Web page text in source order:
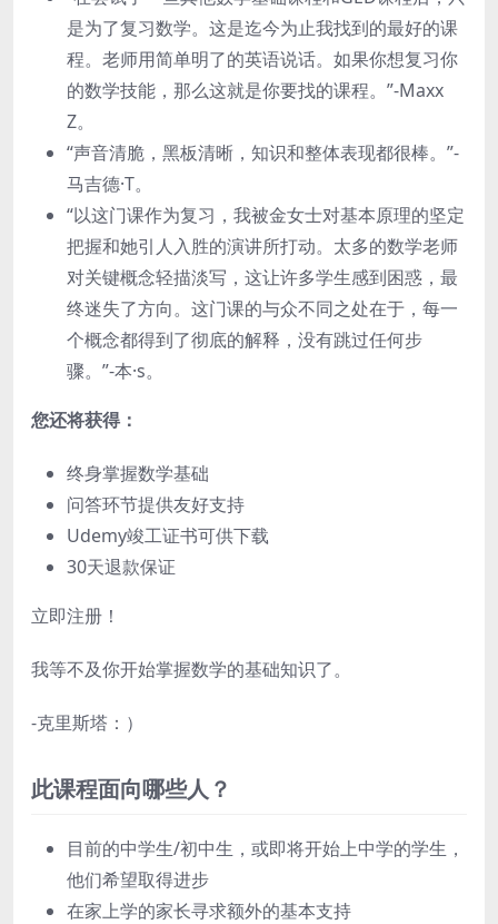
是为了复习数学。这是迄今为止我找到的最好的课
程。老师用简单明了的英语说话。如果你想复习你
的数学技能，那么这就是你要找的课程。”-Maxx
Z。
“声音清脆，黑板清晰，知识和整体表现都很棒。”-
马吉德·T。
“以这门课作为复习，我被金女士对基本原理的坚定
把握和她引人入胜的演讲所打动。太多的数学老师
对关键概念轻描淡写，这让许多学生感到困惑，最
终迷失了方向。这门课的与众不同之处在于，每一
个概念都得到了彻底的解释，没有跳过任何步
骤。”-本·s。
您还将获得：
终身掌握数学基础
问答环节提供友好支持
Udemy竣工证书可供下载
30天退款保证
立即注册！
我等不及你开始掌握数学的基础知识了。
-克里斯塔：）
此课程面向哪些人？
目前的中学生/初中生，或即将开始上中学的学生，
他们希望取得进步
在家上学的家长寻求额外的基本支持